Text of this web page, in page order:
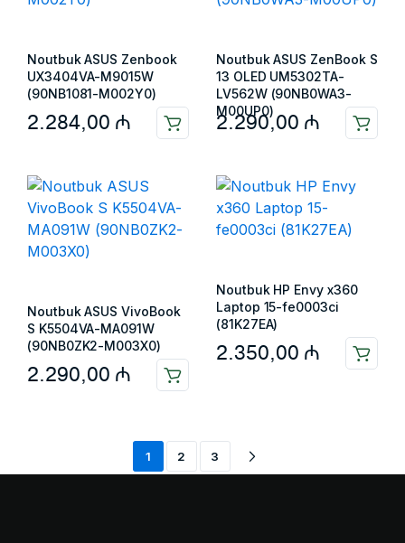
Noutbuk ASUS Zenbook
UX3404VA-M9015W
(90NB1081-M002Y0)
2.284,00 ₼
Noutbuk ASUS ZenBook S
13 OLED UM5302TA-
LV562W (90NB0WA3-
M00UP0)
2.290,00 ₼
Noutbuk ASUS VivoBook
S K5504VA-MA091W
(90NB0ZK2-M003X0)
2.290,00 ₼
Noutbuk HP Envy x360
Laptop 15-fe0003ci
(81K27EA)
2.350,00 ₼
1 2 3